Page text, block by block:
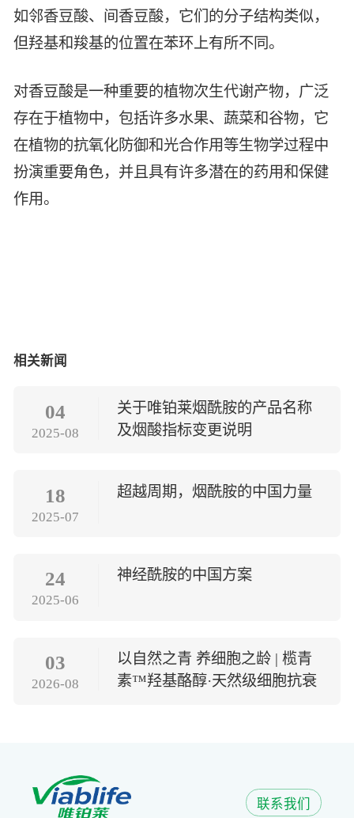
如邻香豆酸、间香豆酸，它们的分子结构类似，
但羟基和羧基的位置在苯环上有所不同。
对香豆酸是一种重要的植物次生代谢产物，广泛
存在于植物中，包括许多水果、蔬菜和谷物，它
在植物的抗氧化防御和光合作用等生物学过程中
扮演重要角色，并且具有许多潜在的药用和保健
作用。
相关新闻
04
2025-08
关于唯铂莱烟酰胺的产品名称
及烟酸指标变更说明
18
2025-07
超越周期，烟酰胺的中国力量
24
2025-06
神经酰胺的中国方案
03
2026-08
以自然之青 养细胞之龄 | 榄青
素™羟基酪醇·天然级细胞抗衰
联系我们